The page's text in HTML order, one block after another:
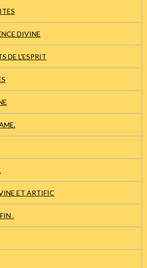
DIVINE
DE L'ESPRIT
ET ARTIFIC
.